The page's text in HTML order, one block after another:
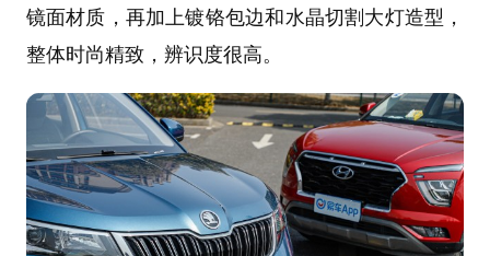
镜面材质，再加上镀铬包边和水晶切割大灯造型，
整体时尚精致，辨识度很高。